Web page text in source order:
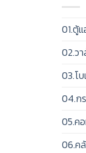
01.ตู้
02.ว
03.โ
04.ก
05.ค
06.ค